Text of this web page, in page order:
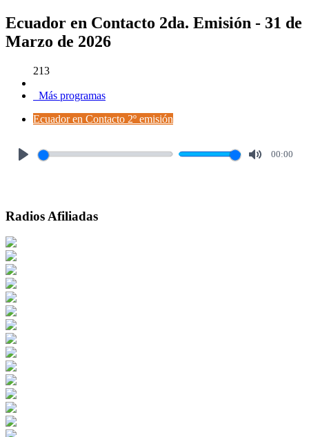
Ecuador en Contacto 2da. Emisión - 31 de
Marzo de 2026
213
Más programas
Ecuador en Contacto 2º emisión
00:00
Radios Afiliadas